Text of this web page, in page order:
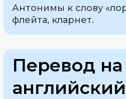
Антонимы к слову
флейта, кларнет.
Перевод на